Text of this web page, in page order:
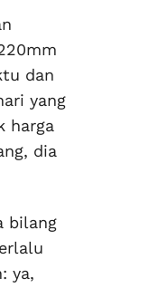
dan
yang
harga
dia
bilang
ya,